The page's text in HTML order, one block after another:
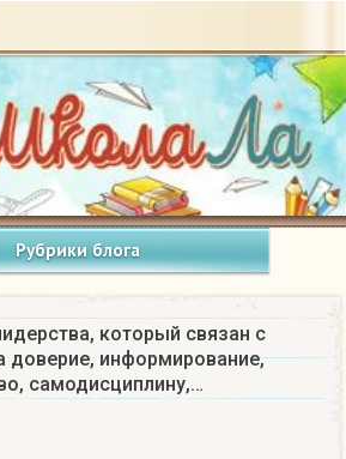
Рубрики блога
который связан с
доверие, информирование,
самодисциплину,…